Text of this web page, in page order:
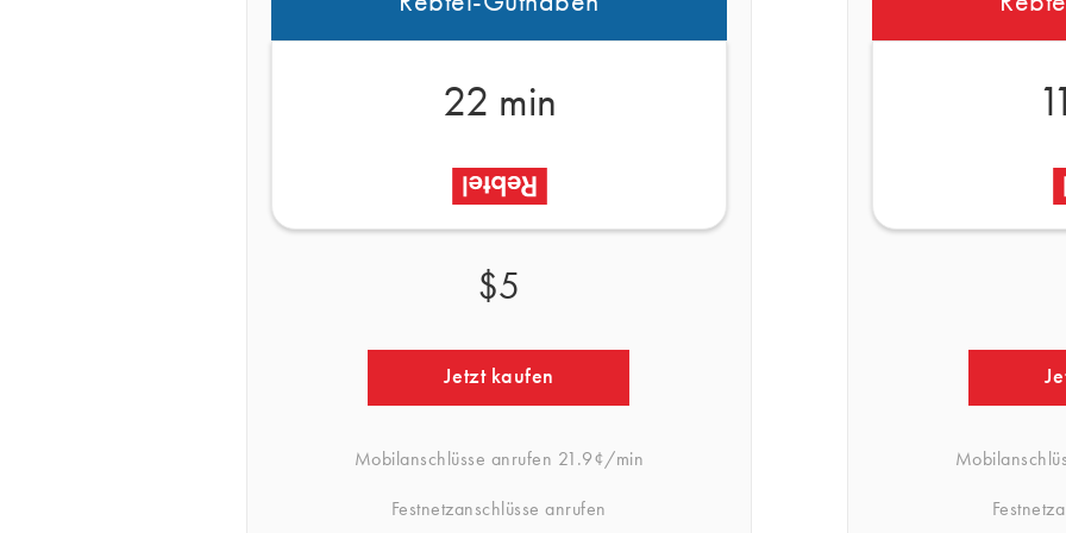
22 min
$5
Jetzt kaufen
Mobilanschlüsse anrufen 21.9¢/min
Festnetzanschlüsse anrufen